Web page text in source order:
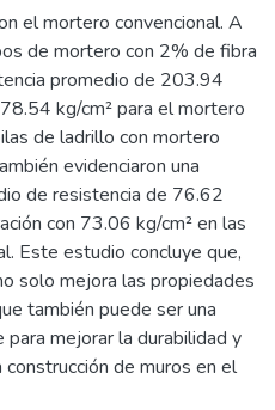
el mortero convencional. A
de mortero con 2% de fibra
promedio de 203.94
kg/cm² para el mortero
de ladrillo con mortero
evidenciaron una
de resistencia de 76.62
con 73.06 kg/cm² en las
Este estudio concluye que,
solo mejora las propiedades
también puede ser una
mejorar la durabilidad y
de muros en el